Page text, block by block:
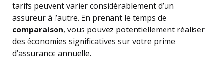
tarifs peuvent varier considérablement d’un
assureur à l’autre. En prenant le temps de
comparaison, vous pouvez potentiellement réaliser
des économies significatives sur votre prime
d’assurance annuelle.